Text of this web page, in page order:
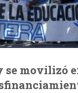
se movilizó